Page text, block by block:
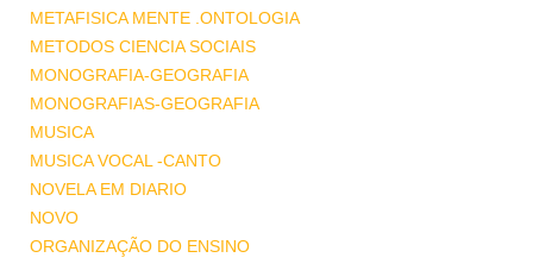
METAFISICA MENTE .ONTOLOGIA
METODOS CIENCIA SOCIAIS
MONOGRAFIA-GEOGRAFIA
MONOGRAFIAS-GEOGRAFIA
MUSICA
MUSICA VOCAL -CANTO
NOVELA EM DIARIO
NOVO
ORGANIZAÇÃO DO ENSINO